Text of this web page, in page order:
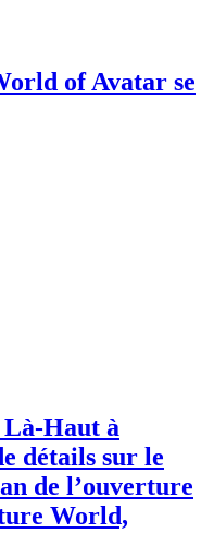
of Avatar se
Haut à
détails sur le
de l’ouverture
World,